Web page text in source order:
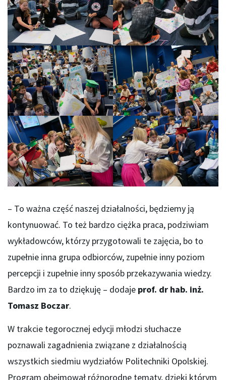
– To ważna część naszej działalności, będziemy ją
kontynuować. To też bardzo ciężka praca, podziwiam
wykładowców, którzy przygotowali te zajęcia, bo to
zupełnie inna grupa odbiorców, zupełnie inny poziom
percepcji i zupełnie inny sposób przekazywania wiedzy.
Bardzo im za to dziękuję – dodaje prof. dr hab. inż.
Tomasz Boczar.
W trakcie tegorocznej edycji młodzi słuchacze
poznawali zagadnienia związane z działalnością
wszystkich siedmiu wydziałów Politechniki Opolskiej.
Program obejmował różnorodne tematy, dzięki którym